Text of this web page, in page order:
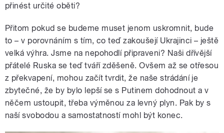
přinést určité oběti?
Přitom pokud se budeme muset jenom uskromnit, bude
to – v porovnáním s tím, co teď zakoušejí Ukrajinci – ještě
velká výhra. Jsme na nepohodlí připraveni? Naši dřívější
přátelé Ruska se teď tváří zděšeně. Ovšem až se otřesou
z překvapení, mohou začít tvrdit, že naše strádání je
zbytečné, že by bylo lepší se s Putinem dohodnout a v
něčem ustoupit, třeba výměnou za levný plyn. Pak by s
naší svobodou a samostatností mohl být konec.